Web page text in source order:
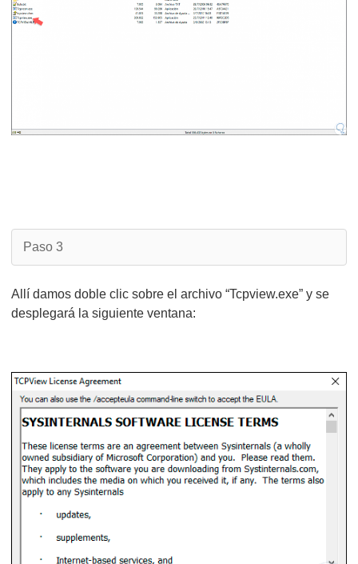
Paso 3
Allí damos doble clic sobre el archivo “Tcpview.exe” y se
desplegará la siguiente ventana: